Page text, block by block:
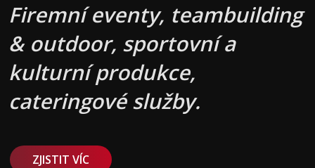
Firemní eventy, teambuilding
& outdoor, sportovní a
kulturní produkce,
cateringové služby.
ZJISTIT VÍC